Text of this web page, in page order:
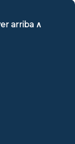
arriba ∧